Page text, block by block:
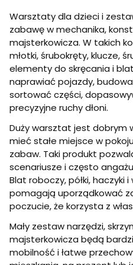
Warsztaty dla dzieci i
zabawę w mechanika,
majsterkowicza. W takich
młotki, śrubokręty, klucze,
elementy do skręcania i
naprawiać pojazdy,
sortować części,
precyzyjne ruchy dłoni.
Duży warsztat jest dobrym
mieć stałe miejsce w
zabaw. Taki produkt
scenariusze i często
Blat roboczy, półki, haczyki
pomagają uporządkować
poczucie, że korzysta z
Mały zestaw narzędzi,
majsterkowicza będą
mobilność i łatwe